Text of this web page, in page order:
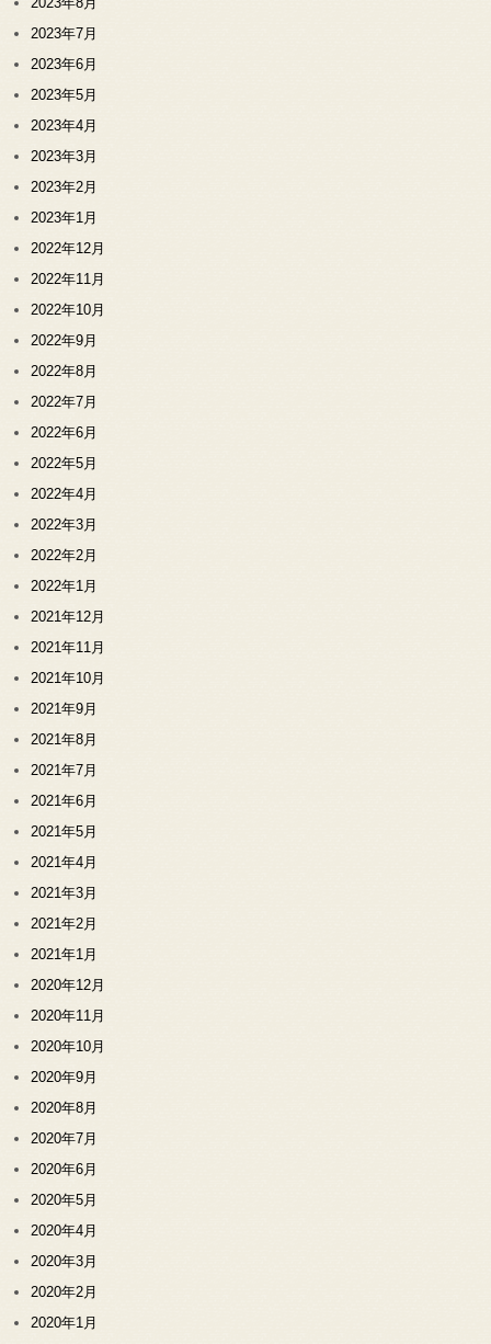
2023年7月
2023年6月
2023年5月
2023年4月
2023年3月
2023年2月
2023年1月
2022年12月
2022年11月
2022年10月
2022年9月
2022年8月
2022年7月
2022年6月
2022年5月
2022年4月
2022年3月
2022年2月
2022年1月
2021年12月
2021年11月
2021年10月
2021年9月
2021年8月
2021年7月
2021年6月
2021年5月
2021年4月
2021年3月
2021年2月
2021年1月
2020年12月
2020年11月
2020年10月
2020年9月
2020年8月
2020年7月
2020年6月
2020年5月
2020年4月
2020年3月
2020年2月
2020年1月